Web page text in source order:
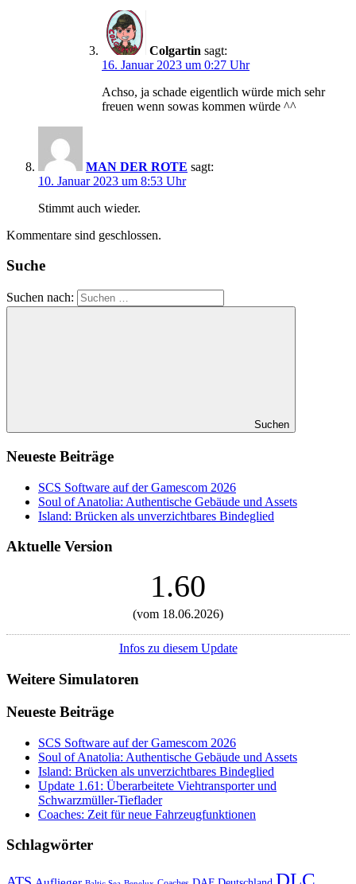
Colgartin sagt:
16. Januar 2023 um 0:27 Uhr
Achso, ja schade eigentlich würde mich sehr
freuen wenn sowas kommen würde ^^
MAN DER ROTE sagt:
10. Januar 2023 um 8:53 Uhr
Stimmt auch wieder.
Kommentare sind geschlossen.
Suche
Suchen nach:
Suchen
Neueste Beiträge
SCS Software auf der Gamescom 2026
Soul of Anatolia: Authentische Gebäude und Assets
Island: Brücken als unverzichtbares Bindeglied
Aktuelle Version
1.60
(vom 18.06.2026)
Infos zu diesem Update
Weitere Simulatoren
Neueste Beiträge
SCS Software auf der Gamescom 2026
Soul of Anatolia: Authentische Gebäude und Assets
Island: Brücken als unverzichtbares Bindeglied
Update 1.61: Überarbeitete Viehtransporter und
Schwarzmüller-Tieflader
Coaches: Zeit für neue Fahrzeugfunktionen
Schlagwörter
DLC